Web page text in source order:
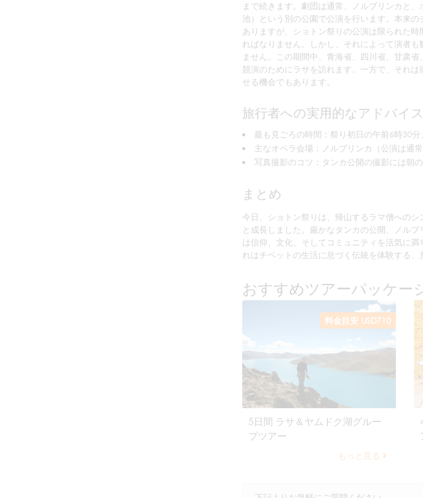
まで続きます。劇団は通常、ノルブリンカと
池）という別の公園で公演を行います。本来
ありますが、ショトン祭りの公演は限られた
ればなりません。しかし、それによって演者
ません。この期間中、青海省、四川省、甘肃
競演のためにラサを訪れます。一方で、それ
せる機会でもあります。
旅行者への実用的なアドバイス
最も見ごろの時間：祭り初日の午前6時30分
主なオペラ会場：ノルブリンカ（公演は通
写真撮影のコツ：タンカ公開の撮影には朝の
まとめ
今日、ショトン祭りは、帰山するラマ僧への
と成長しました。厳かなタンカの公開、ノル
は信仰、文化、そしてコミュニティを活気に
れはチベットの生活に息づく伝統を体験する、
おすすめツアーパッケー
料金目安 USD710
5日間 ラサ＆ヤムドク湖グルー
プツアー
もっと見る